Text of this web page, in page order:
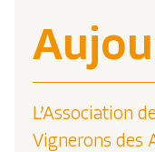
L’Association
Vignerons des